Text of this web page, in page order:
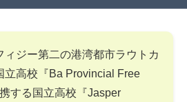
ィジー第二の港湾都市ラウトカ
立高校『Ba Provincial Free
する国立高校『Jasper